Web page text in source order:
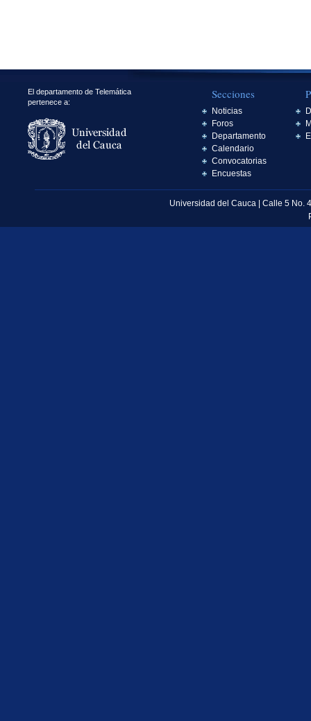
El departamento de Telemática
pertenece a:
Secciones
Noticias
Foros
Departamento
Calendario
Convocatorias
Encuestas
Universidad del Cauca | Calle 5 No.